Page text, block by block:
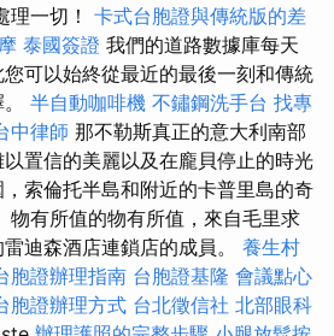
理一切！ 卡式台胞證與傳統版的差
泰國簽證 我們的道路數據庫每天
可以始終從最近的最後一刻和傳統
半自動咖啡機 不鏽鋼洗手台 找專
中律師 那不勒斯真正的意大利南部
置信的美麗以及在龐貝停止的時光
索倫托半島和附近的卡普里島的奇
物有所值的物有所值，來自毛里求
迪森酒店連鎖店的成員。 養生村
胞證辦理指南 台胞證基隆 會議點心
胞證辦理方式 台北徵信社 北部眼科